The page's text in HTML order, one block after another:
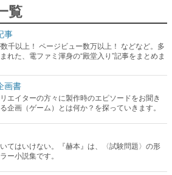
覧
事
千以上！ ページビュー数万以上！ などなど。多
れた、電ファミ渾身の“殿堂入り”記事をまとめま
画書
エイターの方々に製作時のエピソードをお聞き
企画（ゲーム）とは何か？を探っていきます。
てはいけない。『赫本』は、〈試験問題〉の形
ー小説集です。